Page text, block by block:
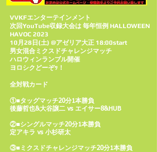
VVKFエンターテインメント
次回YouTube収録大会は 毎年恒例 HALLOWEEN
HAVOC 2023
10月28日(土) @アゼリア大正 18:00start
男女混合ミクスドチャレンジマッチ
ハロウィンランブル開催
ヨロシクどーぞｯ！
全対戦カード
①■タッグマッチ20分1本勝負
後藤哲也&大谷譲二 vs エイサー8&HUB
②■シングルマッチ20分1本勝負
定アキラ vs 小杉研太
③■ミクスドチャレンジマッチ20分1本勝負